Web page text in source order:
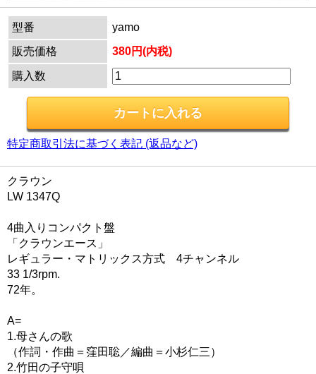
型番
yamo
販売価格
380円(内税)
購入数
特定商取引法に基づく表記 (返品など)
クラウン
LW 1347Q
4曲入りコンパクト盤
「クラウンエース」
レギュラー・マトリックス方式 4チャンネル
33 1/3rpm.
72年。
A=
1.母さんの歌
（作詞・作曲＝窪田聡／編曲＝小杉仁三）
2.竹田の子守唄